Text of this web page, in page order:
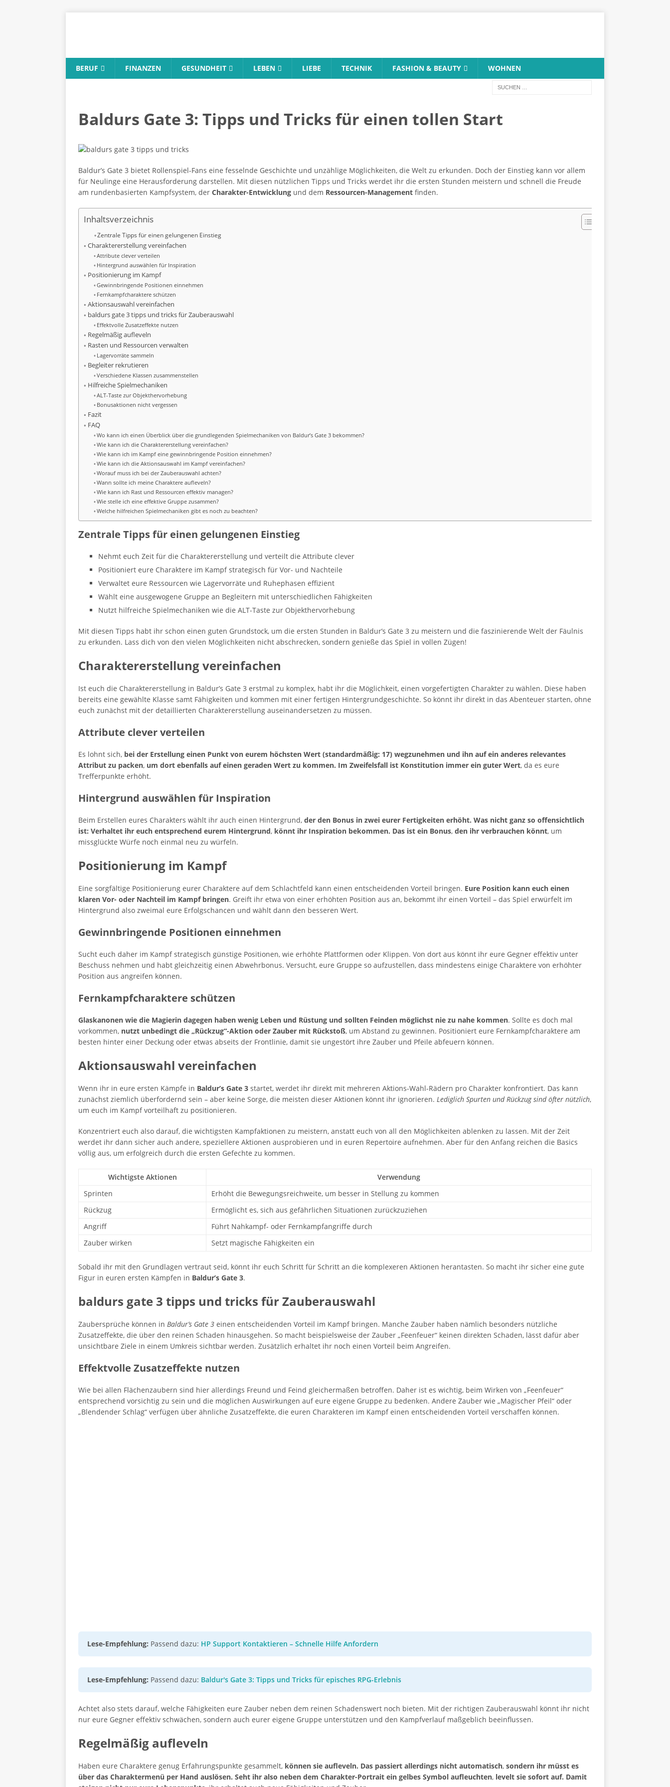
BERUF FINANZEN GESUNDHEIT LEBEN LIEBE TECHNIK FASHION & BEAUTY WOHNEN
Baldurs Gate 3: Tipps und Tricks für einen tollen Start
Baldur’s Gate 3 bietet Rollenspiel-Fans eine fesselnde Geschichte und unzählige Möglichkeiten, die Welt zu erkunden. Doch der Einstieg kann vor allem
für Neulinge eine Herausforderung darstellen. Mit diesen nützlichen Tipps und Tricks werdet ihr die ersten Stunden meistern und schnell die Freude
am rundenbasierten Kampfsystem, der Charakter-Entwicklung und dem Ressourcen-Management finden.
Inhaltsverzeichnis
Zentrale Tipps für einen gelungenen Einstieg
Charaktererstellung vereinfachen
Attribute clever verteilen
Hintergrund auswählen für Inspiration
Positionierung im Kampf
Gewinnbringende Positionen einnehmen
Fernkampfcharaktere schützen
Aktionsauswahl vereinfachen
baldurs gate 3 tipps und tricks für Zauberauswahl
Effektvolle Zusatzeffekte nutzen
Regelmäßig aufleveln
Rasten und Ressourcen verwalten
Lagervorräte sammeln
Begleiter rekrutieren
Verschiedene Klassen zusammenstellen
Hilfreiche Spielmechaniken
ALT-Taste zur Objekthervorhebung
Bonusaktionen nicht vergessen
Fazit
FAQ
Wo kann ich einen Überblick über die grundlegenden Spielmechaniken von Baldur’s Gate 3 bekommen?
Wie kann ich die Charaktererstellung vereinfachen?
Wie kann ich im Kampf eine gewinnbringende Position einnehmen?
Wie kann ich die Aktionsauswahl im Kampf vereinfachen?
Worauf muss ich bei der Zauberauswahl achten?
Wann sollte ich meine Charaktere aufleveln?
Wie kann ich Rast und Ressourcen effektiv managen?
Wie stelle ich eine effektive Gruppe zusammen?
Welche hilfreichen Spielmechaniken gibt es noch zu beachten?
Zentrale Tipps für einen gelungenen Einstieg
Nehmt euch Zeit für die Charaktererstellung und verteilt die Attribute clever
Positioniert eure Charaktere im Kampf strategisch für Vor- und Nachteile
Verwaltet eure Ressourcen wie Lagervorräte und Ruhephasen effizient
Wählt eine ausgewogene Gruppe an Begleitern mit unterschiedlichen Fähigkeiten
Nutzt hilfreiche Spielmechaniken wie die ALT-Taste zur Objekthervorhebung
Mit diesen Tipps habt ihr schon einen guten Grundstock, um die ersten Stunden in Baldur’s Gate 3 zu meistern und die faszinierende Welt der Fäulnis
zu erkunden. Lass dich von den vielen Möglichkeiten nicht abschrecken, sondern genieße das Spiel in vollen Zügen!
Charaktererstellung vereinfachen
Ist euch die Charaktererstellung in Baldur’s Gate 3 erstmal zu komplex, habt ihr die Möglichkeit, einen vorgefertigten Charakter zu wählen. Diese haben
bereits eine gewählte Klasse samt Fähigkeiten und kommen mit einer fertigen Hintergrundgeschichte. So könnt ihr direkt in das Abenteuer starten, ohne
euch zunächst mit der detaillierten Charaktererstellung auseinandersetzen zu müssen.
Attribute clever verteilen
Es lohnt sich, bei der Erstellung einen Punkt von eurem höchsten Wert (standardmäßig: 17) wegzunehmen und ihn auf ein anderes relevantes
Attribut zu packen, um dort ebenfalls auf einen geraden Wert zu kommen. Im Zweifelsfall ist Konstitution immer ein guter Wert, da es eure
Trefferpunkte erhöht.
Hintergrund auswählen für Inspiration
Beim Erstellen eures Charakters wählt ihr auch einen Hintergrund, der den Bonus in zwei eurer Fertigkeiten erhöht. Was nicht ganz so offensichtlich
ist: Verhaltet ihr euch entsprechend eurem Hintergrund, könnt ihr Inspiration bekommen. Das ist ein Bonus, den ihr verbrauchen könnt, um
missglückte Würfe noch einmal neu zu würfeln.
Positionierung im Kampf
Eine sorgfältige Positionierung eurer Charaktere auf dem Schlachtfeld kann einen entscheidenden Vorteil bringen. Eure Position kann euch einen
klaren Vor- oder Nachteil im Kampf bringen. Greift ihr etwa von einer erhöhten Position aus an, bekommt ihr einen Vorteil – das Spiel erwürfelt im
Hintergrund also zweimal eure Erfolgschancen und wählt dann den besseren Wert.
Gewinnbringende Positionen einnehmen
Sucht euch daher im Kampf strategisch günstige Positionen, wie erhöhte Plattformen oder Klippen. Von dort aus könnt ihr eure Gegner effektiv unter
Beschuss nehmen und habt gleichzeitig einen Abwehrbonus. Versucht, eure Gruppe so aufzustellen, dass mindestens einige Charaktere von erhöhter
Position aus angreifen können.
Fernkampfcharaktere schützen
Glaskanonen wie die Magierin dagegen haben wenig Leben und Rüstung und sollten Feinden möglichst nie zu nahe kommen. Sollte es doch mal
vorkommen, nutzt unbedingt die „Rückzug“-Aktion oder Zauber mit Rückstoß, um Abstand zu gewinnen. Positioniert eure Fernkampfcharaktere am
besten hinter einer Deckung oder etwas abseits der Frontlinie, damit sie ungestört ihre Zauber und Pfeile abfeuern können.
Aktionsauswahl vereinfachen
Wenn ihr in eure ersten Kämpfe in Baldur’s Gate 3 startet, werdet ihr direkt mit mehreren Aktions-Wahl-Rädern pro Charakter konfrontiert. Das kann
zunächst ziemlich überfordernd sein – aber keine Sorge, die meisten dieser Aktionen könnt ihr ignorieren. Lediglich Spurten und Rückzug sind öfter nützlich,
um euch im Kampf vorteilhaft zu positionieren.
Konzentriert euch also darauf, die wichtigsten Kampfaktionen zu meistern, anstatt euch von all den Möglichkeiten ablenken zu lassen. Mit der Zeit
werdet ihr dann sicher auch andere, speziellere Aktionen ausprobieren und in euren Repertoire aufnehmen. Aber für den Anfang reichen die Basics
völlig aus, um erfolgreich durch die ersten Gefechte zu kommen.
Wichtigste Aktionen
Verwendung
Sprinten
Erhöht die Bewegungsreichweite, um besser in Stellung zu kommen
Rückzug
Ermöglicht es, sich aus gefährlichen Situationen zurückzuziehen
Angriff
Führt Nahkampf- oder Fernkampfangriffe durch
Zauber wirken
Setzt magische Fähigkeiten ein
Sobald ihr mit den Grundlagen vertraut seid, könnt ihr euch Schritt für Schritt an die komplexeren Aktionen herantasten. So macht ihr sicher eine gute
Figur in euren ersten Kämpfen in Baldur’s Gate 3.
baldurs gate 3 tipps und tricks für Zauberauswahl
Zaubersprüche können in Baldur’s Gate 3 einen entscheidenden Vorteil im Kampf bringen. Manche Zauber haben nämlich besonders nützliche
Zusatzeffekte, die über den reinen Schaden hinausgehen. So macht beispielsweise der Zauber „Feenfeuer“ keinen direkten Schaden, lässt dafür aber
unsichtbare Ziele in einem Umkreis sichtbar werden. Zusätzlich erhaltet ihr noch einen Vorteil beim Angreifen.
Effektvolle Zusatzeffekte nutzen
Wie bei allen Flächenzaubern sind hier allerdings Freund und Feind gleichermaßen betroffen. Daher ist es wichtig, beim Wirken von „Feenfeuer“
entsprechend vorsichtig zu sein und die möglichen Auswirkungen auf eure eigene Gruppe zu bedenken. Andere Zauber wie „Magischer Pfeil“ oder
„Blendender Schlag“ verfügen über ähnliche Zusatzeffekte, die euren Charakteren im Kampf einen entscheidenden Vorteil verschaffen können.
Lese-Empfehlung: Passend dazu: HP Support Kontaktieren – Schnelle Hilfe Anfordern
Lese-Empfehlung: Passend dazu: Baldur's Gate 3: Tipps und Tricks für episches RPG-Erlebnis
Achtet also stets darauf, welche Fähigkeiten eure Zauber neben dem reinen Schadenswert noch bieten. Mit der richtigen Zauberauswahl könnt ihr nicht
nur eure Gegner effektiv schwächen, sondern auch eurer eigene Gruppe unterstützen und den Kampfverlauf maßgeblich beeinflussen.
Regelmäßig aufleveln
Haben eure Charaktere genug Erfahrungspunkte gesammelt, können sie aufleveln. Das passiert allerdings nicht automatisch, sondern ihr müsst es
über das Charaktermenü per Hand auslösen. Seht ihr also neben dem Charakter-Portrait ein gelbes Symbol aufleuchten, levelt sie sofort auf. Damit